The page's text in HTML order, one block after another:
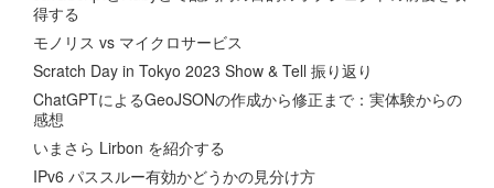
得する
モノリス vs マイクロサービス
Scratch Day in Tokyo 2023 Show & Tell 振り返り
ChatGPTによるGeoJSONの作成から修正まで：実体験からの
感想
いまさら Lirbon を紹介する
IPv6 パススルー有効かどうかの見分け方